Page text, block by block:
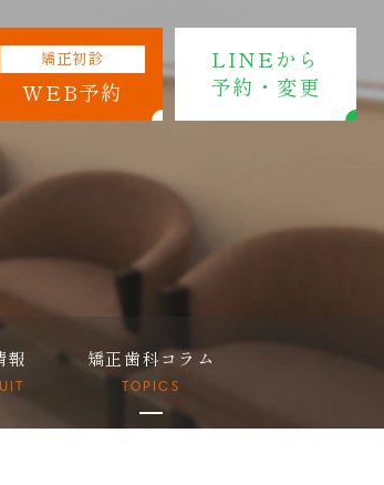
矯正初診
WEB予約
LINEから
予約・変更
報 矯正歯科コラム
TOPICS